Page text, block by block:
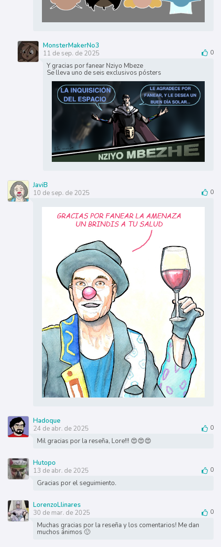
MonsterMakerNo3
11 de sep. de 2025
0
Y gracias por fanear Nziyo Mbeze
Se lleva uno de seis exclusivos pósters
JaviB
10 de sep. de 2025
0
Hadoque
24 de abr. de 2025
0
Mil gracias por la reseña, Lore!!! 😍😍😍
Hutopo
13 de abr. de 2025
0
Gracias por el seguimiento.
LorenzoLlinares
30 de mar. de 2025
0
Muchas gracias por la reseña y los comentarios! Me dan
muchos ánimos 🙂